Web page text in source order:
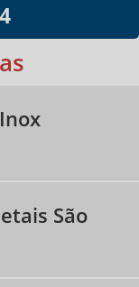
São